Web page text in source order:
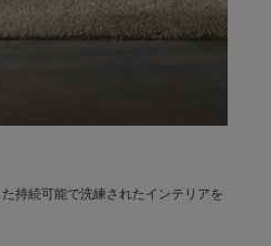
持続可能で洗練されたインテリアを